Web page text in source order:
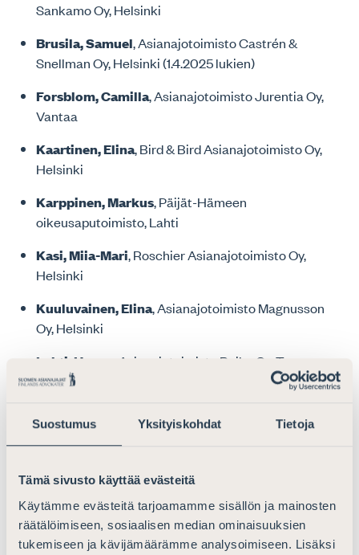
Suostumus Yksityiskohdat Tietoja
Tämä sivusto käyttää evästeitä
Käytämme evästeitä tarjoamamme sisällön ja mainosten
räätälöimiseen, sosiaalisen median ominaisuuksien
tukemiseen ja kävijämäärämme analysoimiseen. Lisäksi
Sankamo Oy, Helsinki
Brusila, Samuel, Asianajotoimisto Castrén &
Snellman Oy, Helsinki (1.4.2025 lukien)
Forsblom, Camilla, Asianajotoimisto Jurentia Oy,
Vantaa
Kaartinen, Elina, Bird & Bird Asianajotoimisto Oy,
Helsinki
Karppinen, Markus, Päijät-Hämeen
oikeusaputoimisto, Lahti
Kasi, Miia-Mari, Roschier Asianajotoimisto Oy,
Helsinki
Kuuluvainen, Elina, Asianajotoimisto Magnusson
Oy, Helsinki
Lahti, Hanna
, Asianajotoimisto Roihu Oy, Tampere
(1.4.2025 lukien)
Helsinki (6.4.2025 lukien)
Helsinki
Nurminen, Anneli, Avance Asianajotoimisto Oy,
Helsinki